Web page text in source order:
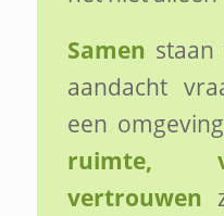
Samen
aandacht
een
ruimte,
vertrouwen